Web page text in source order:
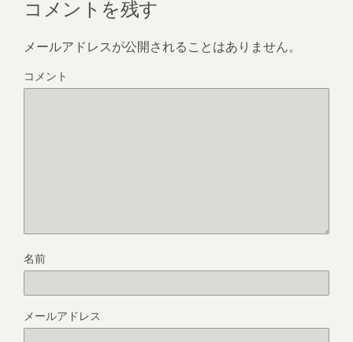
コメントを残す
メールアドレスが公開されることはありません。
コメント
名前
メールアドレス